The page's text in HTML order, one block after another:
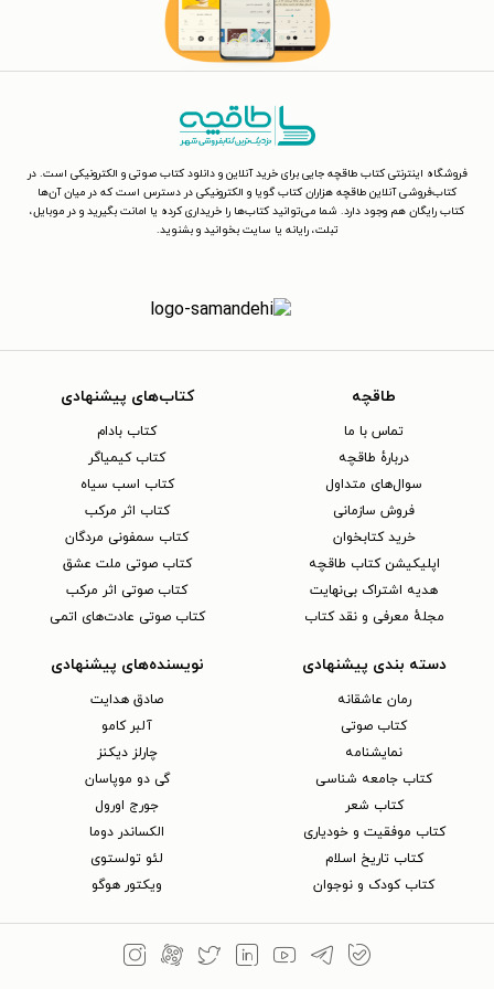
فروشگاه اینترنتی کتاب طاقچه جایی برای خرید آنلاین و دانلود کتاب صوتی و الکترونیکی است. در
کتاب‌فروشی آنلاین طاقچه هزاران کتاب گویا و الکترونیکی در دسترس است که در میان آن‌ها
کتاب رایگان هم وجود دارد. شما می‌توانید کتاب‌ها را خریداری کرده یا امانت بگیرید و در موبایل،
تبلت، رایانه یا سایت بخوانید و بشنوید.
طاقچه
تماس با ما
دربارهٔ طاقچه
سوال‌های متداول
فروش سازمانی
خرید کتابخوان
اپلیکیشن کتاب طاقچه
هدیه اشتراک بی‌نهایت
مجلهٔ معرفی و نقد کتاب
کتاب‌های پیشنهادی
کتاب بادام
کتاب کیمیاگر
کتاب اسب سیاه
کتاب اثر مرکب
کتاب سمفونی مردگان
کتاب صوتی ملت عشق
کتاب صوتی اثر مرکب
کتاب صوتی عادت‌های اتمی
دسته بندی پیشنهادی
رمان عاشقانه
کتاب‌ صوتی
نمایشنامه
کتاب جامعه شناسی
کتاب شعر
کتاب موفقیت و خودیاری
کتاب تاریخ اسلام
کتاب کودک و نوجوان
نویسنده‌های پیشنهادی
صادق هدایت
آلبر کامو
چارلز دیکنز
گی دو موپاسان
جورج اورول
الکساندر دوما
لئو تولستوی
ویکتور هوگو